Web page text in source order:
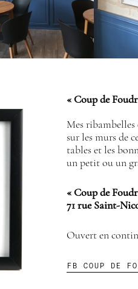
« Coup de
Mes
sur les murs de
tables et les
un petit ou un
« Coup de
71 rue Saint-
Ouvert en
FB COUP DE